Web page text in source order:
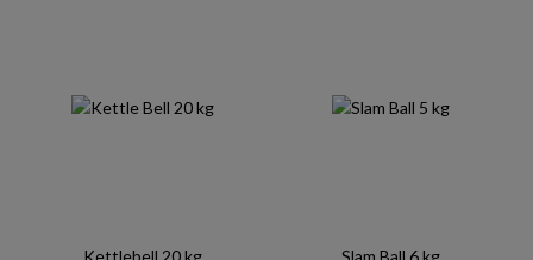
Kettlebell 20 kg Slam Ball 6 kg